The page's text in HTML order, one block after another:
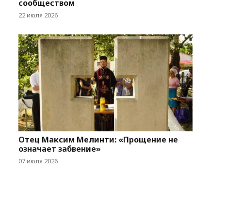
сообществом
22 июля 2026
Отец Максим Мелинти: «Прощение не
означает забвение»
07 июля 2026